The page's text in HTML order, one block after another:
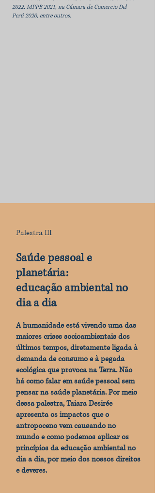
2022, MPPB 2021, na Cámara de Comercio Del
Perú 2020, entre outros.
Palestra III
Saúde pessoal e
planetária:
educação ambiental no
dia a dia
A humanidade está vivendo uma das
maiores crises socioambientais dos
últimos tempos, diretamente ligada à
demanda de consumo e à pegada
ecológica que provoca na Terra. Não
há como falar em saúde pessoal sem
pensar na saúde planetária. Por meio
dessa palestra, Taiara Desirée
apresenta os impactos que o
antropoceno vem causando no
mundo e como podemos aplicar os
princípios da educação ambiental no
dia a dia, por meio dos nossos direitos
e deveres.